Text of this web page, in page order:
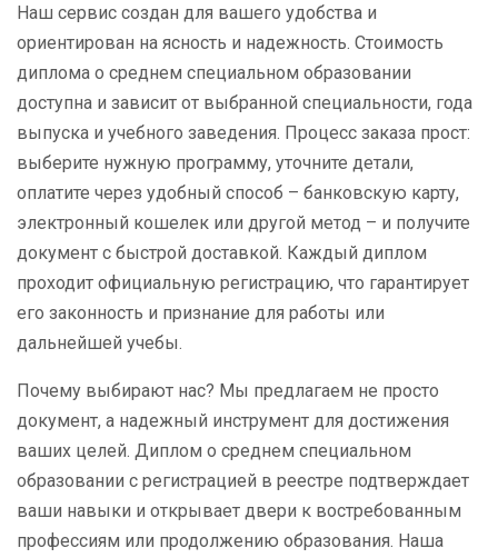
Наш сервис создан для вашего удобства и
ориентирован на ясность и надежность. Стоимость
диплома о среднем специальном образовании
доступна и зависит от выбранной специальности, года
выпуска и учебного заведения. Процесс заказа прост:
выберите нужную программу, уточните детали,
оплатите через удобный способ – банковскую карту,
электронный кошелек или другой метод – и получите
документ с быстрой доставкой. Каждый диплом
проходит официальную регистрацию, что гарантирует
его законность и признание для работы или
дальнейшей учебы.
Почему выбирают нас? Мы предлагаем не просто
документ, а надежный инструмент для достижения
ваших целей. Диплом о среднем специальном
образовании с регистрацией в реестре подтверждает
ваши навыки и открывает двери к востребованным
профессиям или продолжению образования. Наша